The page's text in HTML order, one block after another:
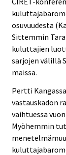
osuvuudesta
Sittemmin
kuluttajien
sarjojen välillä
maissa.
Pertti
vastauskadon
vaihtuessa
Myöhemmin